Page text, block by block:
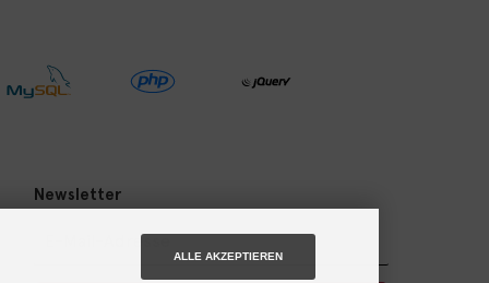
Newsletter
ALLE AKZEPTIEREN